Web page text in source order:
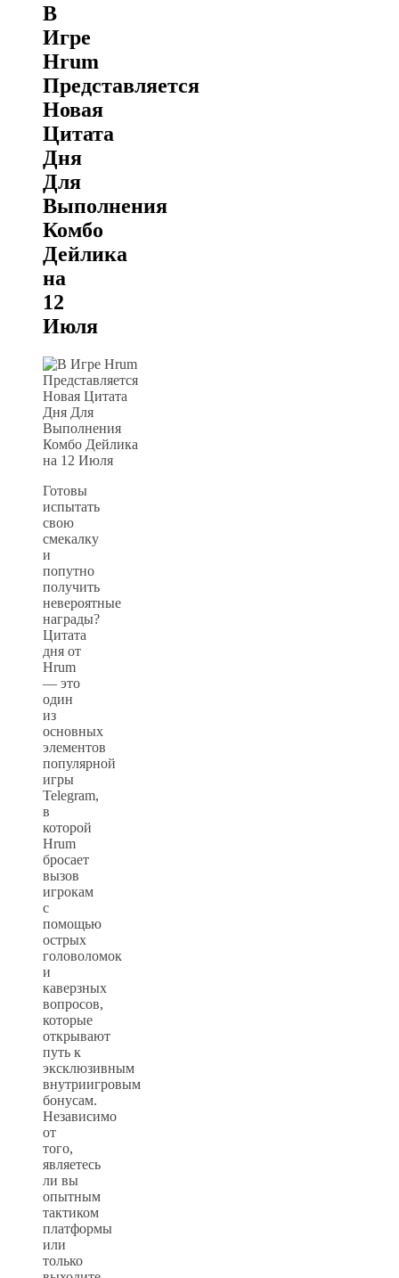
В
Игре
Hrum
Представляется
Новая
Цитата
Дня
Для
Выполнения
Комбо
Дейлика
на
12
Июля
Готовы
испытать
свою
смекалку
и
попутно
получить
невероятные
награды?
Цитата
дня от
Hrum
— это
один
из
основных
элементов
популярной
игры
Telegram,
в
которой
Hrum
бросает
вызов
игрокам
с
помощью
острых
головоломок
и
каверзных
вопросов,
которые
открывают
путь к
эксклюзивным
внутриигровым
бонусам.
Независимо
от
того,
являетесь
ли вы
опытным
тактиком
платформы
или
только